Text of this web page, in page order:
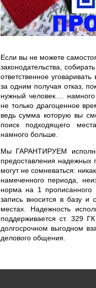
Если вы не можете
законодательства,
ответственное
за одним получая отказ,
нужный человек....
не только драгоценное
ведь сумма которую вы
поиск подходящего
намного больше.
Мы ГАРАНТИРУЕМ
предоставления надежных
могут не сомневаться:
намеченного периода,
норма на 1
запись вносится в базу
местах. Надежность
поддерживается ст. 329
долгосрочном выгодном
делового общения.